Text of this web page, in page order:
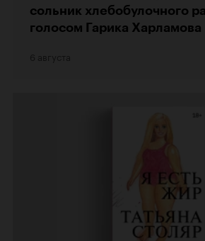
сольник хлебобулочного
голосом Гарика Харламова